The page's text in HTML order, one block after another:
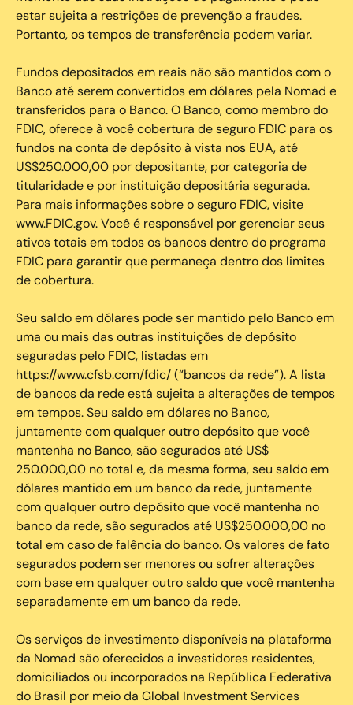
estar sujeita a restrições de prevenção a fraudes.
Portanto, os tempos de transferência podem variar.
Fundos depositados em reais não são mantidos com o
Banco até serem convertidos em dólares pela Nomad e
transferidos para o Banco. O Banco, como membro do
FDIC, oferece à você cobertura de seguro FDIC para os
fundos na conta de depósito à vista nos EUA, até
US$250.000,00 por depositante, por categoria de
titularidade e por instituição depositária segurada.
Para mais informações sobre o seguro FDIC, visite
www.FDIC.gov. Você é responsável por gerenciar seus
ativos totais em todos os bancos dentro do programa
FDIC para garantir que permaneça dentro dos limites
de cobertura.
Seu saldo em dólares pode ser mantido pelo Banco em
uma ou mais das outras instituições de depósito
seguradas pelo FDIC, listadas em
https://www.cfsb.com/fdic/ (“bancos da rede”). A lista
de bancos da rede está sujeita a alterações de tempos
em tempos. Seu saldo em dólares no Banco,
juntamente com qualquer outro depósito que você
mantenha no Banco, são segurados até US$
250.000,00 no total e, da mesma forma, seu saldo em
dólares mantido em um banco da rede, juntamente
com qualquer outro depósito que você mantenha no
banco da rede, são segurados até US$250.000,00 no
total em caso de falência do banco. Os valores de fato
segurados podem ser menores ou sofrer alterações
com base em qualquer outro saldo que você mantenha
separadamente em um banco da rede.
Os serviços de investimento disponíveis na plataforma
da Nomad são oferecidos a investidores residentes,
domiciliados ou incorporados na República Federativa
do Brasil por meio da Global Investment Services